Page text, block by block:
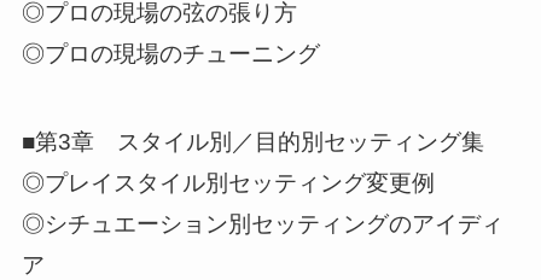
◎プロの現場の弦の張り方
◎プロの現場のチューニング
■第3章 スタイル別／目的別セッティング集
◎プレイスタイル別セッティング変更例
◎シチュエーション別セッティングのアイディ
ア